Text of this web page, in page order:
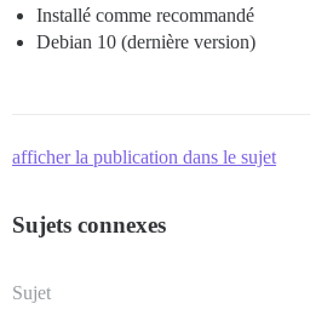
Installé comme recommandé
Debian 10 (dernière version)
afficher la publication dans le sujet
Sujets connexes
Sujet